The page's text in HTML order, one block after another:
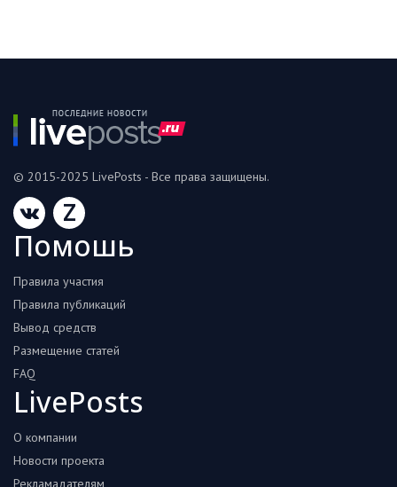
© 2015-2025 LivePosts - Все права защищены.
Z
Помошь
Правила участия
Правила публикаций
Вывод средств
Размещение статей
FAQ
LivePosts
О компании
Новости проекта
Рекламадателям